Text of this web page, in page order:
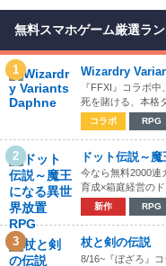
無料スマホゲーム厳選ラ
1 Wizardry
『FFXI』コラボ
死を賭ける、本格
コラボ RPG
2 ドット伝説～
今なら無料2000連
育成×箱庭経営の
新作 RPG
3 杖と剣の伝説
8/16~『ぼざろ』